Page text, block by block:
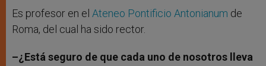
Es profesor en el Ateneo Pontificio Antonianum de
Roma, del cual ha sido rector.
–¿Está seguro de que cada uno de nosotros lleva